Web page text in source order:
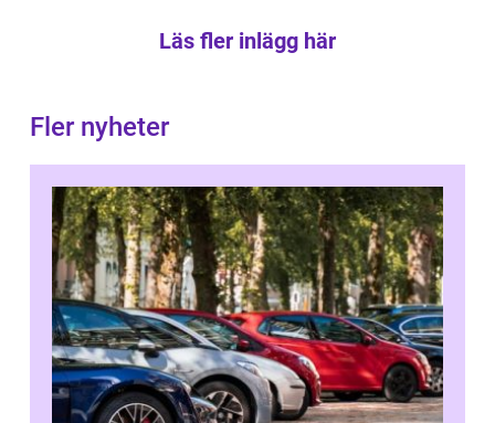
Läs fler inlägg här
Fler nyheter